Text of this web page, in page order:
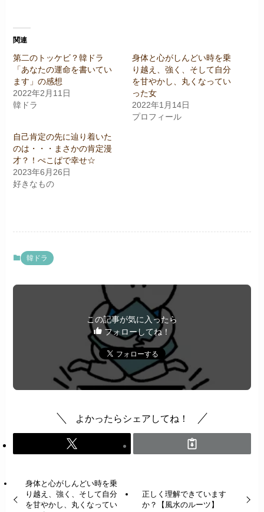
関連
第二のトッケビ？韓ドラ
「あなたの運命を書いてい
ます」の感想
2022年2月11日
韓ドラ
身体と心がしんどい時を乗
り越え、強く、そして自分
を甘やかし、丸くなってい
った女
2022年1月14日
プロフィール
自己肯定の先に辿り着いた
のは・・・まさかの肯定漫
才？！ぺこぱで幸せ☆
2023年6月26日
好きなもの
韓ドラ
この記事が気に入ったら
フォローしてね！
よかったらシェアしてね！
身体と心がしんどい時を乗
り越え、強く、そして自分
を甘やかし、丸くなってい
正しく理解できています
か？【風水のルーツ】